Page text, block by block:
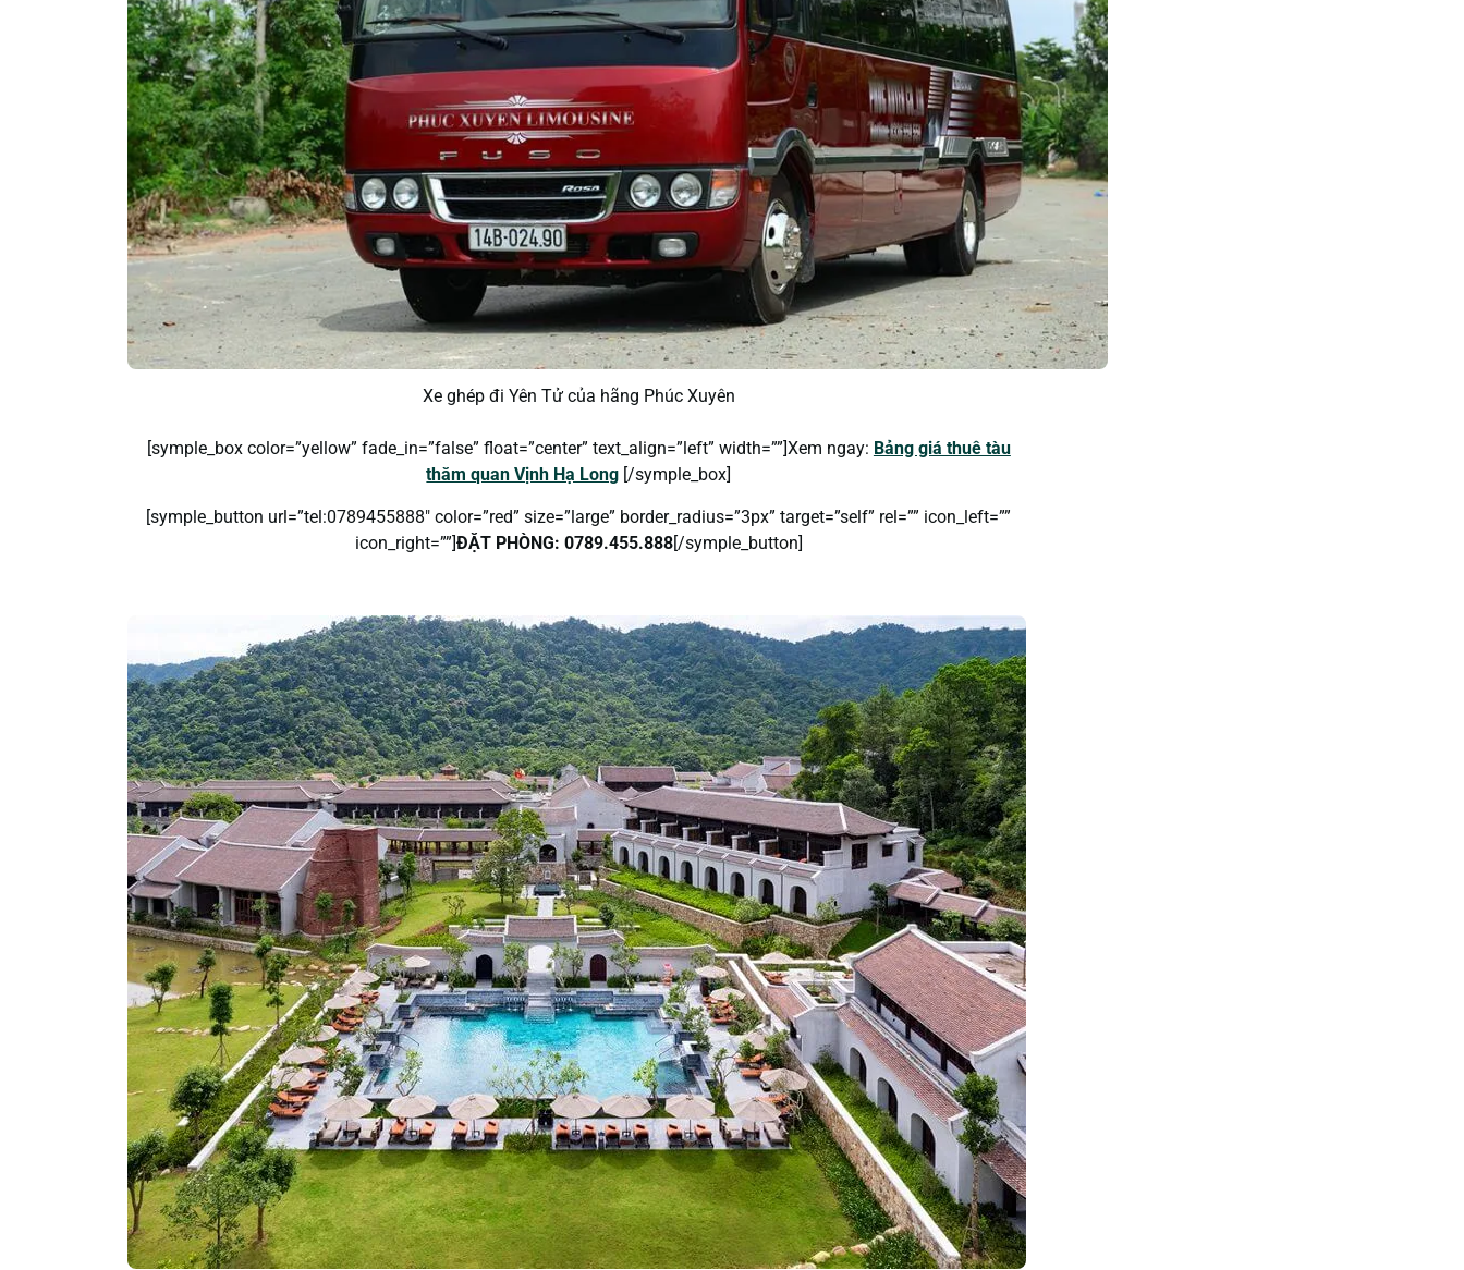
Xe ghép đi Yên Tử của hãng Phúc Xuyên
[symple_box color=”yellow” fade_in=”false” float=”center” text_align=”left” width=””]Xem ngay: Bảng giá thuê tàu
thăm quan Vịnh Hạ Long [/symple_box]
[symple_button url=”tel:0789455888″ color=”red” size=”large” border_radius=”3px” target=”self” rel=”” icon_left=””
icon_right=””]ĐẶT PHÒNG: 0789.455.888[/symple_button]